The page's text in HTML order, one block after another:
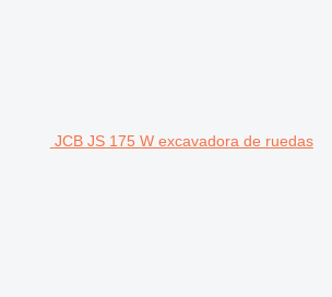
JCB JS 175 W excavadora de ruedas